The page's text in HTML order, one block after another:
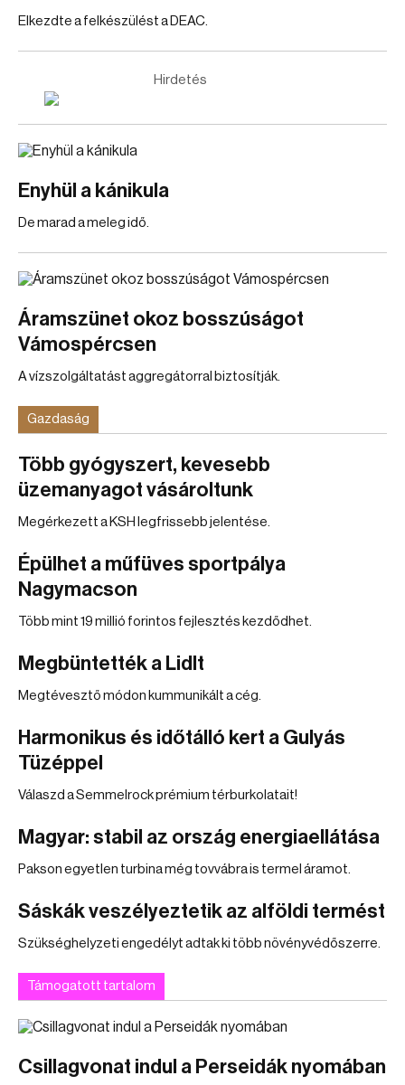
Elkezdte a felkészülést a DEAC.
Hirdetés
Enyhül a kánikula
De marad a meleg idő.
Áramszünet okoz bosszúságot
Vámospércsen
A vízszolgáltatást aggregátorral biztosítják.
Gazdaság
Több gyógyszert, kevesebb
üzemanyagot vásároltunk
Megérkezett a KSH legfrissebb jelentése.
Épülhet a műfüves sportpálya
Nagymacson
Több mint 19 millió forintos fejlesztés kezdődhet.
Megbüntették a Lidlt
Megtévesztő módon kummunikált a cég.
Harmonikus és időtálló kert a Gulyás
Tüzéppel
Válaszd a Semmelrock prémium térburkolatait!
Magyar: stabil az ország energiaellátása
Pakson egyetlen turbina még tovvábra is termel áramot.
Sáskák veszélyeztetik az alföldi termést
Szükséghelyzeti engedélyt adtak ki több növényvédőszerre.
Támogatott tartalom
Csillagvonat indul a Perseidák nyomában